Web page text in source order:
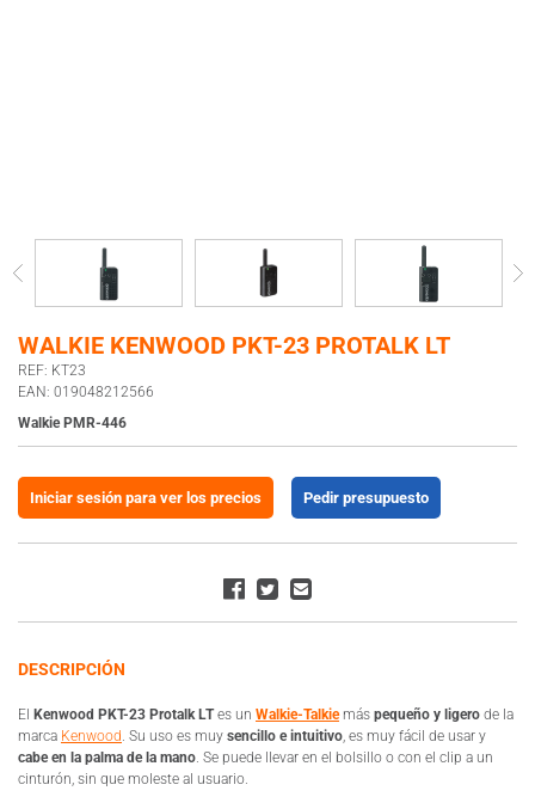
WALKIE KENWOOD PKT-23 PROTALK LT
REF: KT23
EAN: 019048212566
Walkie PMR-446
Iniciar sesión para ver los precios Pedir presupuesto
DESCRIPCIÓN
El Kenwood PKT-23 Protalk LTes un Walkie-Talkiemás pequeño y ligero de la
marca Kenwood. Su uso es muy sencillo e intuitivo, es muy fácil de usar y
cabe en la palma de la mano. Se puede llevar en el bolsillo o con el clip a un
cinturón, sin que moleste al usuario.